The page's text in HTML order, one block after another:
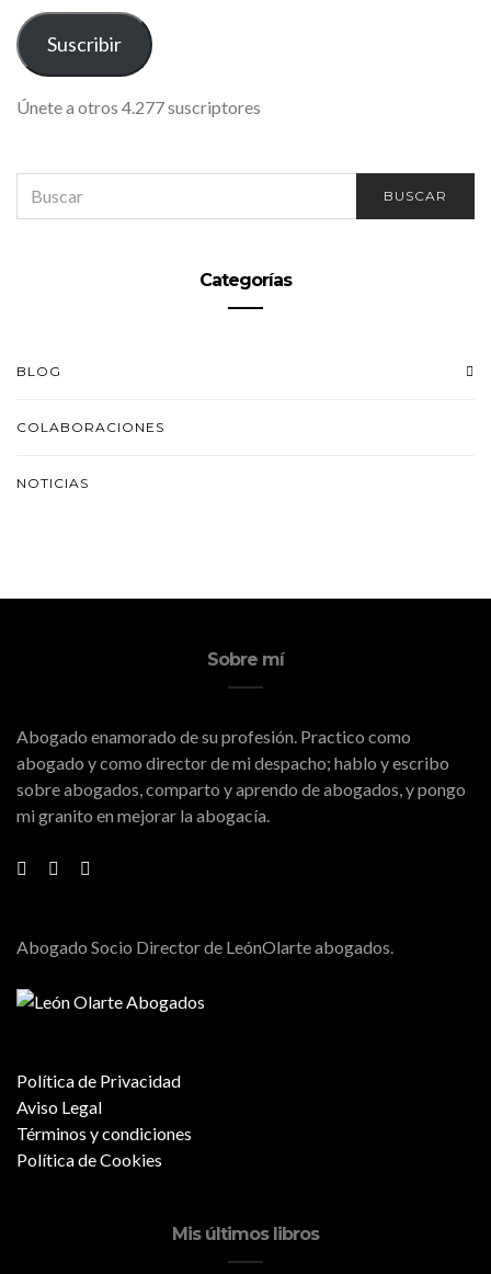
CORREO
ELECTRÓNICO
Suscribir
Únete a otros 4.277 suscriptores
FOR:
BUSCAR
Categorías
BLOG
COLABORACIONES
NOTICIAS
Sobre mí
Abogado enamorado de su profesión. Practico como
abogado y como director de mi despacho; hablo y escribo
sobre abogados, comparto y aprendo de abogados, y pongo
mi granito en mejorar la abogacía.
Abogado Socio Director de LeónOlarte abogados.
Política de Privacidad
Aviso Legal
Términos y condiciones
Política de Cookies
Mis últimos libros